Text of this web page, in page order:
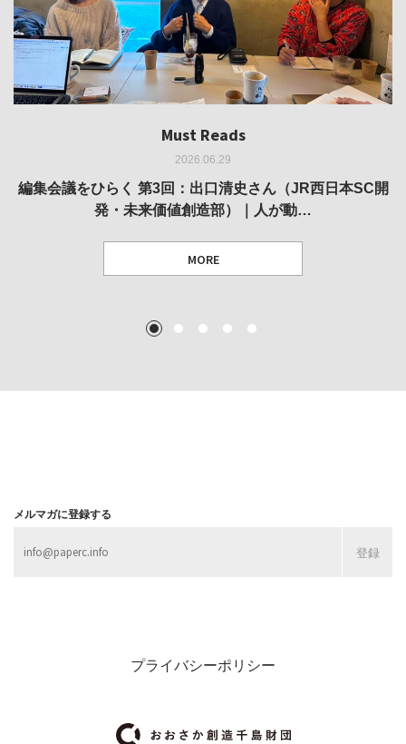
Must Reads
2026.06.29
編集会議をひらく 第3回：出口清史さん（JR西日本SC開
発・未来価値創造部）｜人が動…
MORE
Must Reads
2026.05.14
REVIEW｜果たして美術家・梅津庸一は、「大阪のゆかり
作家」となることができたのか…
Must Reads
2026.03.11
REPORT｜博覧会の残像
MORE
Must Reads
2026.02.25
REVIEW｜菊池聡太朗 個展「余りの風景」
MORE
Must Reads
2025.10.01
REVIEW｜生の存在証明としての線——「ライフライン」
展
1 2 3 4 5
メルマガに登録する
プライバシーポリシー